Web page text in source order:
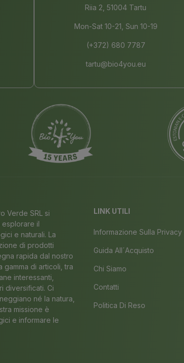
Riia 2, 51004 Tartu
Mon-Sat 10-21, Sun 10-19
(+372) 680 7787
tartu@bio4you.eu
Verde SRL si
il
e naturali. La
di prodotti
rapida dal nostro
di articoli, tra
interessanti,
diversificati. Ci
né la natura,
missione è
e informare le
LINK UTILI
Informazione Sulla Privacy
Guida All´acquisto
Chi Siamo
Contatti
Politica Di Reso